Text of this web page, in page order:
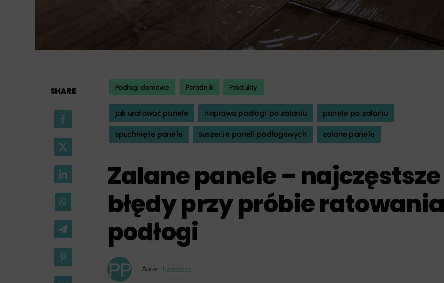
SHARE Podłogi domowe Poradnik Produkty
jak uratować panele naprawa podłogi po zalaniu panele po zalaniu
spuchnięte panele suszenie paneli podłogowych zalane panele
Zalane panele – najczęstsze
błędy przy próbie ratowania
podłogi
Autor: Redakcja